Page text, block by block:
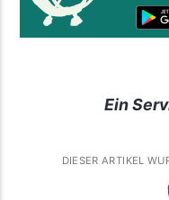
Ein
DIESER ARTIKEL